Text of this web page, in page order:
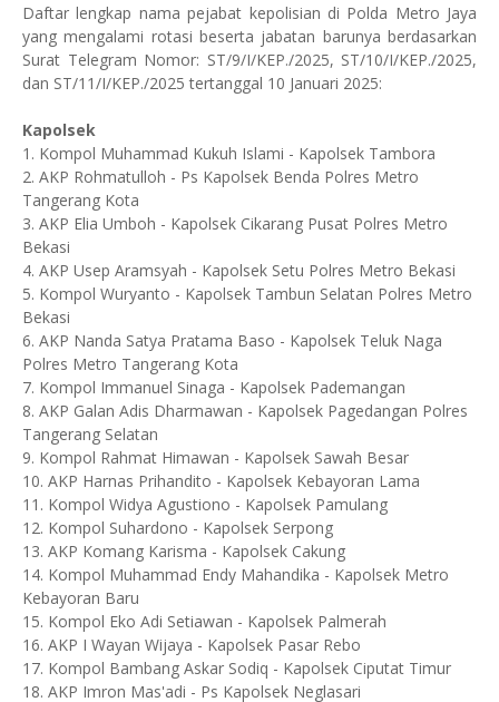
Daftar lengkap nama pejabat kepolisian di Polda Metro Jaya
yang mengalami rotasi beserta jabatan barunya berdasarkan
Surat Telegram Nomor: ST/9/I/KEP./2025, ST/10/I/KEP./2025,
dan ST/11/I/KEP./2025 tertanggal 10 Januari 2025:
Kapolsek
1. Kompol Muhammad Kukuh Islami - Kapolsek Tambora
2. AKP Rohmatulloh - Ps Kapolsek Benda Polres Metro
Tangerang Kota
3. AKP Elia Umboh - Kapolsek Cikarang Pusat Polres Metro
Bekasi
4. AKP Usep Aramsyah - Kapolsek Setu Polres Metro Bekasi
5. Kompol Wuryanto - Kapolsek Tambun Selatan Polres Metro
Bekasi
6. AKP Nanda Satya Pratama Baso - Kapolsek Teluk Naga
Polres Metro Tangerang Kota
7. Kompol Immanuel Sinaga - Kapolsek Pademangan
8. AKP Galan Adis Dharmawan - Kapolsek Pagedangan Polres
Tangerang Selatan
9. Kompol Rahmat Himawan - Kapolsek Sawah Besar
10. AKP Harnas Prihandito - Kapolsek Kebayoran Lama
11. Kompol Widya Agustiono - Kapolsek Pamulang
12. Kompol Suhardono - Kapolsek Serpong
13. AKP Komang Karisma - Kapolsek Cakung
14. Kompol Muhammad Endy Mahandika - Kapolsek Metro
Kebayoran Baru
15. Kompol Eko Adi Setiawan - Kapolsek Palmerah
16. AKP I Wayan Wijaya - Kapolsek Pasar Rebo
17. Kompol Bambang Askar Sodiq - Kapolsek Ciputat Timur
18. AKP Imron Mas'adi - Ps Kapolsek Neglasari